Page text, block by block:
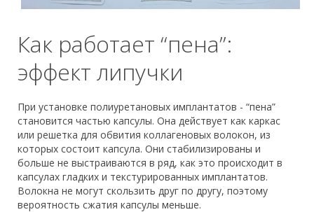
Как работает “пена”:
эффект липучки
При установке полиуретановых имплантатов - “пена”
становится частью капсулы. Она действует как каркас
или решетка для обвития коллагеновых волокон, из
которых состоит капсула. Они стабилизированы и
больше не выстраиваются в ряд, как это происходит в
капсулах гладких и текстурированных имплантатов.
Волокна не могут скользить друг по другу, поэтому
вероятность сжатия капсулы меньше.